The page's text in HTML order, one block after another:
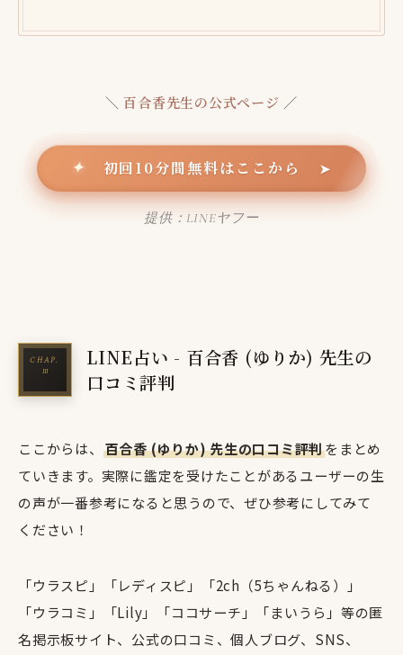
＼百合香先生の公式ページ ／
✦ 初回10分間無料はここから ➤
提供：LINEヤフー
LINE占い - 百合香 (ゆりか) 先生の
口コミ評判
ここからは、 百合香 (ゆりか) 先生の口コミ評判をまとめ
ていきます。実際に鑑定を受けたことがあるユーザーの生
の声が一番参考になると思うので、ぜひ参考にしてみて
ください！
「ウラスピ」「レディスピ」「2ch（5ちゃんねる）」
「ウラコミ」「Lily」「ココサーチ」「まいうら」等の匿
名掲示板サイト、公式の口コミ、個人ブログ、SNS、